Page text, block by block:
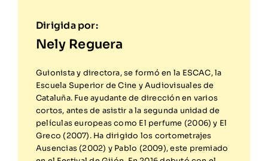
Nely Reguera
Guionista y directora, se formó en la ESCAC, la
Escuela Superior de Cine y Audiovisuales de
Cataluña. Fue ayudante de dirección en varios
cortos, antes de asistir a la segunda unidad de
películas europeas como El perfume (2006) y El
Greco (2007). Ha dirigido los cortometrajes
Ausencias (2002) y Pablo (2009), este premiado